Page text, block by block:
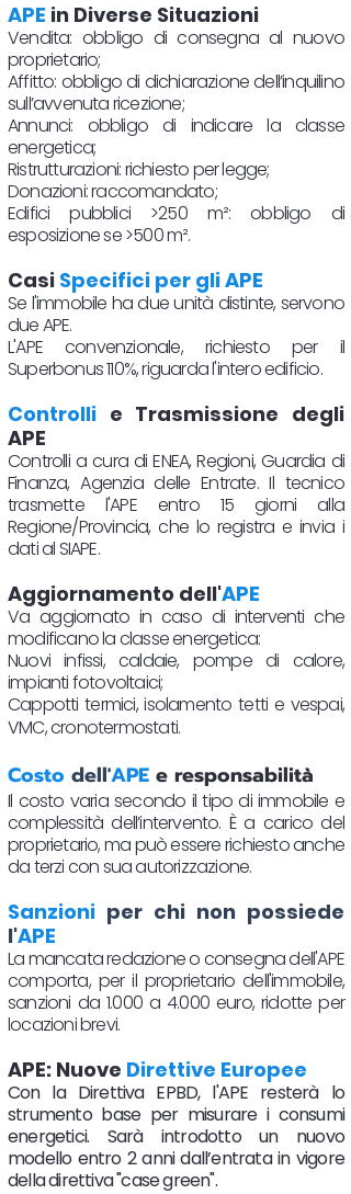
APE in Diverse Situazioni
Vendita: obbligo di consegna al nuovo
proprietario;
Affitto: obbligo di dichiarazione dell’inquilino
sull’avvenuta ricezione;
Annunci: obbligo di indicare la classe
energetica;
Ristrutturazioni: richiesto per legge;
Donazioni: raccomandato;
Edifici pubblici >250 m²: obbligo di
esposizione se >500 m².
Casi Specifici per gli APE
Se l'immobile ha due unità distinte, servono
due APE.
L'APE convenzionale, richiesto per il
Superbonus 110%, riguarda l'intero edificio.
Controlli e Trasmissione degli
APE
Controlli a cura di ENEA, Regioni, Guardia di
Finanza, Agenzia delle Entrate. Il tecnico
trasmette l'APE entro 15 giorni alla
Regione/Provincia, che lo registra e invia i
dati al SIAPE.
Aggiornamento dell'APE
Va aggiornato in caso di interventi che
modificano la classe energetica:
Nuovi infissi, caldaie, pompe di calore,
impianti fotovoltaici;
Cappotti termici, isolamento tetti e vespai,
VMC, cronotermostati.​
Costo dell'APE e responsabilità
Il costo varia secondo il tipo di immobile e
complessità dell’intervento. È a carico del
proprietario, ma può essere richiesto anche
da terzi con sua autorizzazione.
Sanzioni per chi non possiede
l'APE
La mancata redazione o consegna dell'APE
comporta, per il proprietario dell'immobile,
sanzioni da 1.000 a 4.000 euro, ridotte per
locazioni brevi.
APE: Nuove Direttive Europee
Con la Direttiva EPBD, l'APE resterà lo
strumento base per misurare i consumi
energetici. Sarà introdotto un nuovo
modello entro 2 anni dall’entrata in vigore
della direttiva "case green".